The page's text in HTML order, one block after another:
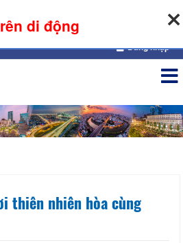
Đăng nhập
thiên nhiên hòa cùng
di động